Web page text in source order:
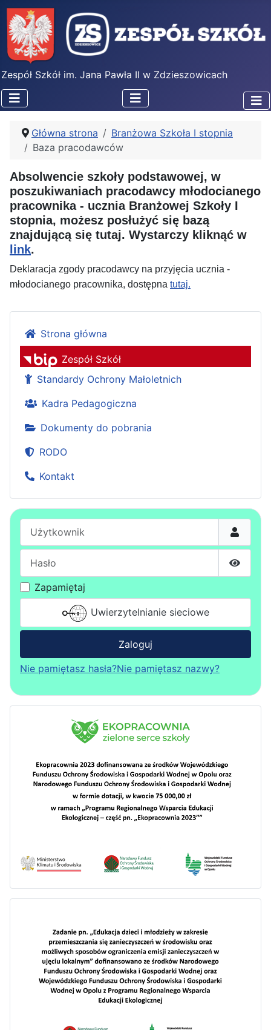
Zespół Szkół im. Jana Pawła II w Zdzieszowicach
Główna strona
Branżowa Szkoła I stopnia
Baza pracodawców
Absolwencie szkoły podstawowej, w
poszukiwaniach pracodawcy młodocianego
pracownika - ucznia Branżowej Szkoły I
stopnia, możesz posłużyć się bazą
znajdującą się tutaj. Wystarczy kliknąć w
link.
Deklaracja zgody pracodawcy na przyjęcia ucznia -
młodocianego pracownika, dostępna tutaj.
Strona główna
Zespół Szkół
Standardy Ochrony Małoletnich
Kadra Pedagogiczna
Dokumenty do pobrania
RODO
Kontakt
Pokaż
Zapamiętaj
Uwierzytelnianie sieciowe
Zaloguj
Nie pamiętasz hasła?Nie pamiętasz nazwy?